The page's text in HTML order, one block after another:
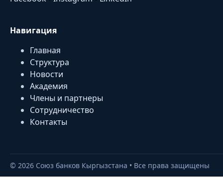
Навигация
Главная
Структура
Новости
Академия
Члены и партнеры
Сотрудничество
Контакты
© 2026 Союз банков Кыргызстана • Все права защищены